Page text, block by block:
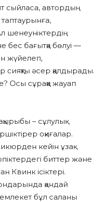
сыйласа, автордың
шенеуніктердің
бес бағытқа бөлуі —
жүйелеп,
әсер қалдырады.
Осы сұраққа жауап
– сұлулық
оқиғалар.
кейін ұзақ
биттер және
Квинк ісіктері.
қандай
бұл саланы